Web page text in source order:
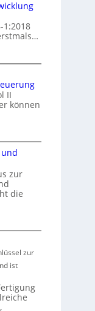
1:2018
II
können
zur
die
zur
ist